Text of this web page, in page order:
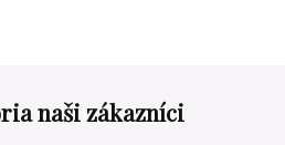
naši zákazníci